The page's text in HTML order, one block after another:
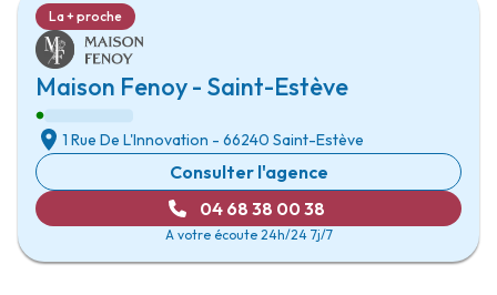
Maison Fenoy - Saint-Estève
La + proche
1 Rue De L'Innovation - 66240 Saint-Estève
Consulter l'agence
04 68 38 00 38
A votre écoute 24h/24 7j/7